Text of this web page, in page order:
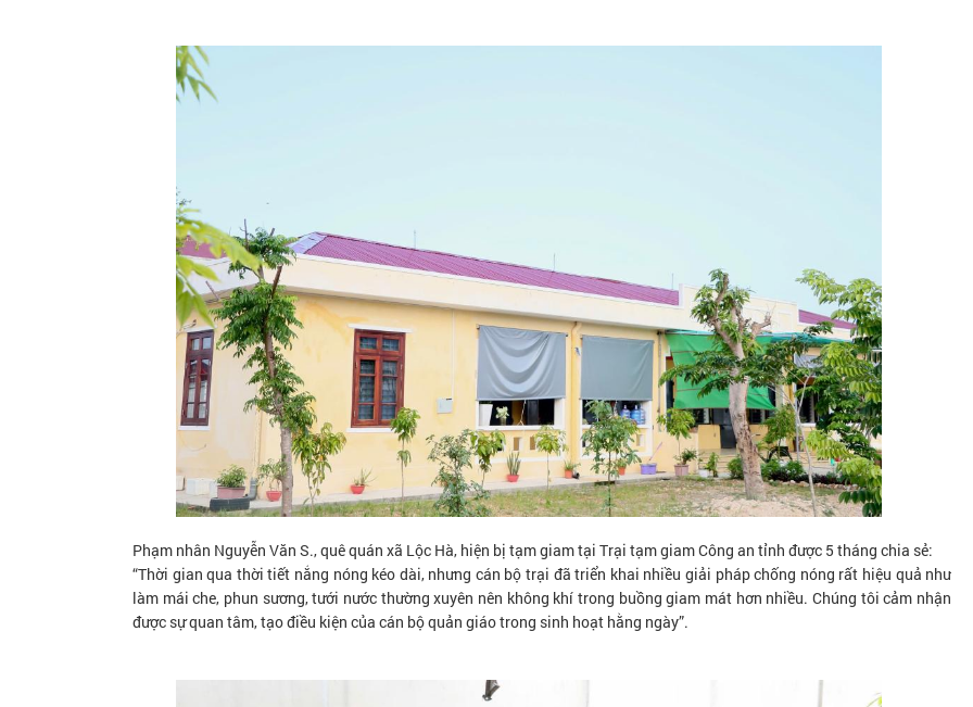
Phạm nhân Nguyễn Văn S., quê quán xã Lộc Hà, hiện bị tạm giam tại Trại tạm giam Công an tỉnh được 5 tháng chia sẻ:
“Thời gian qua thời tiết nắng nóng kéo dài, nhưng cán bộ trại đã triển khai nhiều giải pháp chống nóng rất hiệu quả như
làm mái che, phun sương, tưới nước thường xuyên nên không khí trong buồng giam mát hơn nhiều. Chúng tôi cảm nhận
được sự quan tâm, tạo điều kiện của cán bộ quản giáo trong sinh hoạt hằng ngày”.